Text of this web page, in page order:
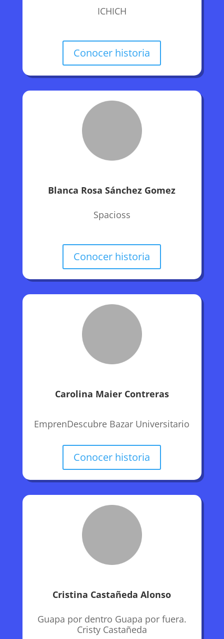
ICHICH
Conocer historia
Blanca Rosa Sánchez Gomez
Spacioss
Conocer historia
Carolina Maier Contreras
EmprenDescubre Bazar Universitario
Conocer historia
Cristina Castañeda Alonso
Guapa por dentro Guapa por fuera.
Cristy Castañeda